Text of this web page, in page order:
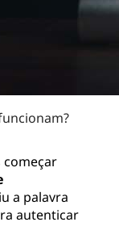
começar
a palavra
autenticar